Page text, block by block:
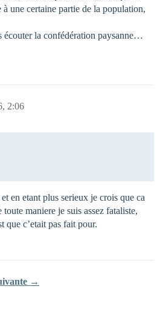
une certaine partie de la population,
écouter la confédération paysanne…
2:06
en etant plus serieux je crois que ca
maniere je suis assez fataliste,
que c’etait pas fait pour.
→